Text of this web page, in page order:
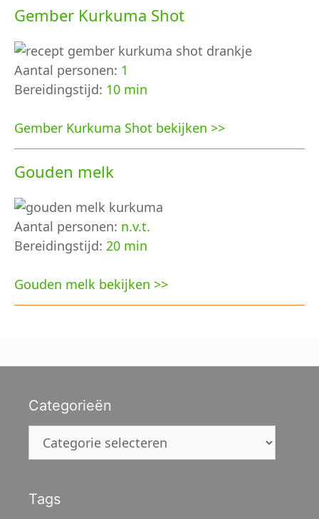
Gember Kurkuma Shot
Aantal personen: 1
Bereidingstijd: 10 min
Gember Kurkuma Shot bekijken >>
Gouden melk
Aantal personen: n.v.t.
Bereidingstijd: 20 min
Gouden melk bekijken >>
Categorieën
Categorieën
Tags